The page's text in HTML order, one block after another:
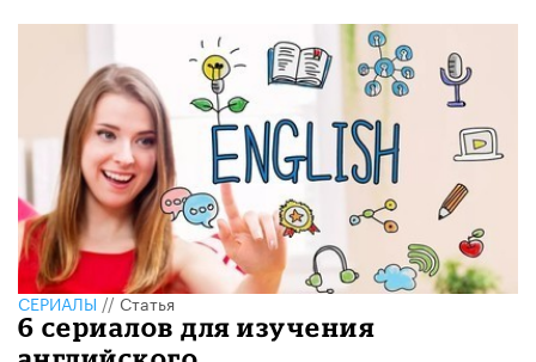
СЕРИАЛЫ//Статья
6 сериалов для изучения